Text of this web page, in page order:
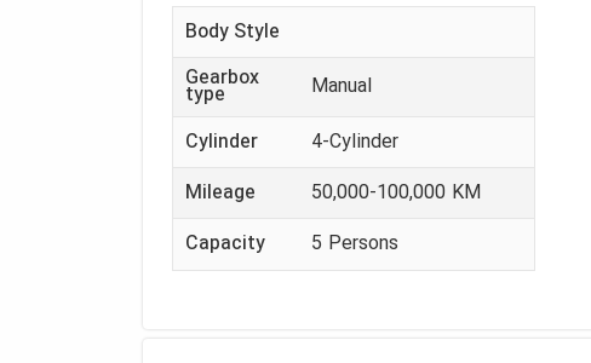
Body Style
Gearbox
type
Manual
Cylinder
4-Cylinder
Mileage
50,000-100,000 KM
Capacity
5 Persons